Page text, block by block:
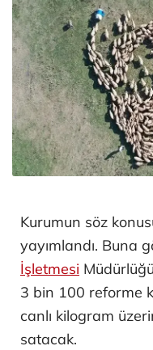
Kurumun söz
yayımlandı. Buna
İşletmesi
3 bin 100 reforme
canlı kilogram
satacak.